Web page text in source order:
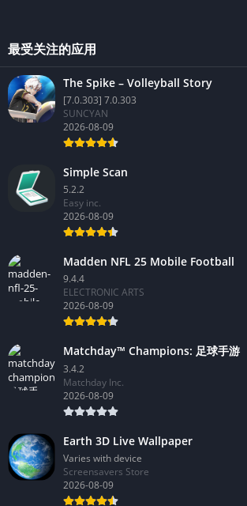
最受关注的应用
The Spike – Volleyball Story
[7.0.303] 7.0.303
SUNCYAN
Simple Scan
5.2.2
Easy inc.
Madden NFL 25 Mobile Football
9.4.4
ELECTRONIC ARTS
Matchday™ Champions: 足球手游
3.4.2
Matchday Inc.
Earth 3D Live Wallpaper
Varies with device
Screensavers Store